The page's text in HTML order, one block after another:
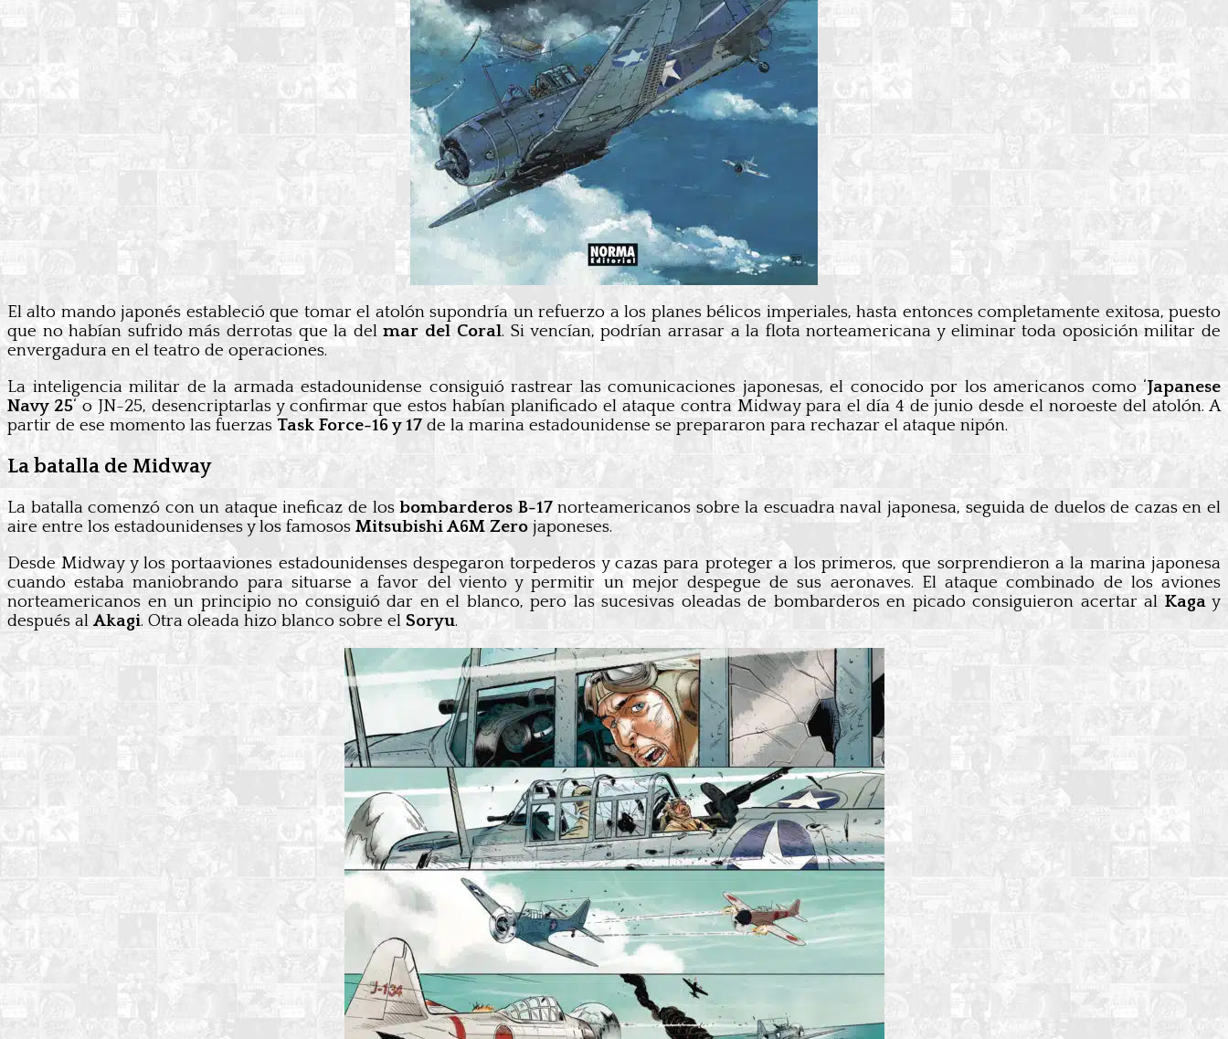
El alto mando japonés estableció que tomar el atolón supondría un refuerzo a los planes bélicos imperiales, hasta entonces completamente exitosa, puesto
que no habían sufrido más derrotas que la delmar del Coral. Si vencían, podrían arrasar a la flota norteamericana y eliminar toda oposición militar de
envergadura en el teatro de operaciones.
La inteligencia militar de la armada estadounidense consiguió rastrear las comunicaciones japonesas, el conocido por los americanos como ‘Japanese
Navy 25‘ o JN-25, desencriptarlas y confirmar que estos habían planificado el ataque contra Midway para el día 4 de junio desde el noroeste del atolón. A
partir de ese momento las fuerzas Task Force-16 y 17 de la marina estadounidense se prepararon para rechazar el ataque nipón.
La batalla de Midway
La batalla comenzó con un ataque ineficaz de losbombarderos B-17norteamericanos sobre la escuadra naval japonesa, seguida de duelos de cazas en el
aire entre los estadounidenses y los famosos Mitsubishi A6M Zero japoneses.
Desde Midway y los portaaviones estadounidenses despegaron torpederos y cazas para proteger a los primeros, que sorprendieron a la marina japonesa
cuando estaba maniobrando para situarse a favor del viento y permitir un mejor despegue de sus aeronaves. El ataque combinado de los aviones
norteamericanos en un principio no consiguió dar en el blanco, pero las sucesivas oleadas de bombarderos en picado consiguieron acertar al Kagay
después al Akagi. Otra oleada hizo blanco sobre el Soryu.